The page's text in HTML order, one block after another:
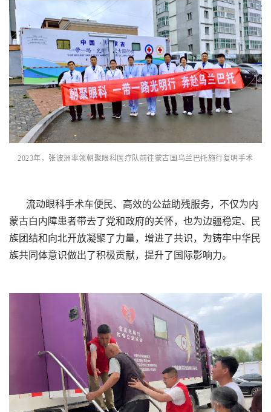
2023年，张波洲率领朝聚眼科医疗队前往蒙古国乌兰巴托施行复明手术
流动眼科手术车便民、高效的公益助残服务，不仅为内
蒙古白内障患者带去了党和政府的关怀，也为边疆稳定、民
族团结和向北开放凝聚了力量，增进了共识，为铸牢中华民
族共同体意识做出了积极贡献，提升了国际影响力。